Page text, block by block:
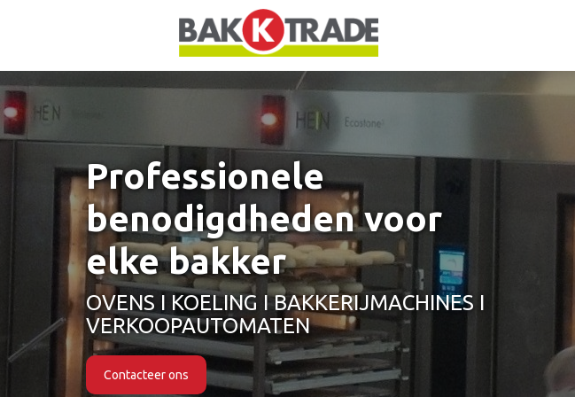
Professionele
benodigdheden voor
elke bakker
OVENS I KOELING I BAKKERIJMACHINES I
VERKOOPAUTOMATEN
Contacteer ons